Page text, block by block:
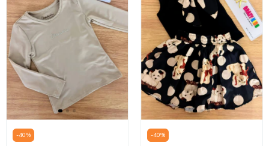
-40% -40%